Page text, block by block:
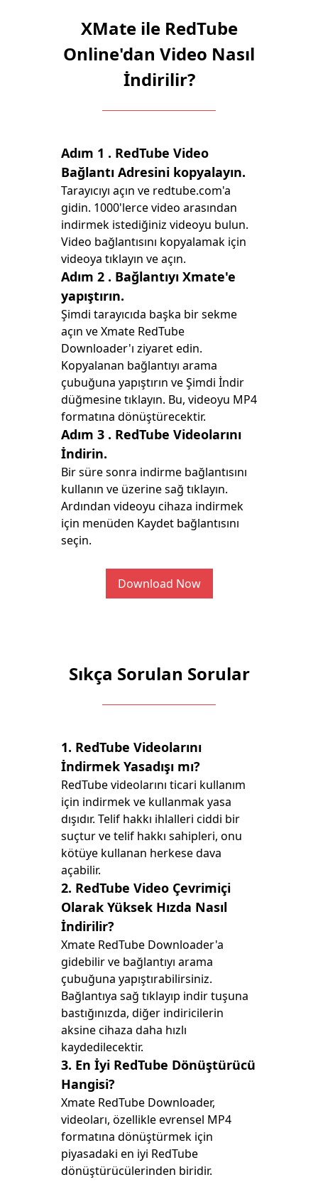
XMate ile RedTube
Online'dan Video Nasıl
İndirilir?
Adım 1 . RedTube Video
Bağlantı Adresini kopyalayın.
Tarayıcıyı açın ve redtube.com'a
gidin. 1000'lerce video arasından
indirmek istediğiniz videoyu bulun.
Video bağlantısını kopyalamak için
videoya tıklayın ve açın.
Adım 2 . Bağlantıyı Xmate'e
yapıştırın.
Şimdi tarayıcıda başka bir sekme
açın ve Xmate RedTube
Downloader'ı ziyaret edin.
Kopyalanan bağlantıyı arama
çubuğuna yapıştırın ve Şimdi İndir
düğmesine tıklayın. Bu, videoyu MP4
formatına dönüştürecektir.
Adım 3 . RedTube Videolarını
İndirin.
Bir süre sonra indirme bağlantısını
kullanın ve üzerine sağ tıklayın.
Ardından videoyu cihaza indirmek
için menüden Kaydet bağlantısını
seçin.
Download Now
Sıkça Sorulan Sorular
1. RedTube Videolarını
İndirmek Yasadışı mı?
RedTube videolarını ticari kullanım
için indirmek ve kullanmak yasa
dışıdır. Telif hakkı ihlalleri ciddi bir
suçtur ve telif hakkı sahipleri, onu
kötüye kullanan herkese dava
açabilir.
2. RedTube Video Çevrimiçi
Olarak Yüksek Hızda Nasıl
İndirilir?
Xmate RedTube Downloader'a
gidebilir ve bağlantıyı arama
çubuğuna yapıştırabilirsiniz.
Bağlantıya sağ tıklayıp indir tuşuna
bastığınızda, diğer indiricilerin
aksine cihaza daha hızlı
kaydedilecektir.
3. En İyi RedTube Dönüştürücü
Hangisi?
Xmate RedTube Downloader,
videoları, özellikle evrensel MP4
formatına dönüştürmek için
piyasadaki en iyi RedTube
dönüştürücülerinden biridir.